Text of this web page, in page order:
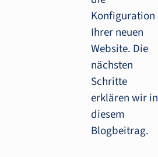
Konfiguration
Ihrer neuen
Website. Die
nächsten
Schritte
erklären wir in
diesem
Blogbeitrag.